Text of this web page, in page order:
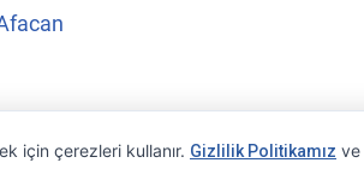
için çerezleri kullanır. Gizlilik Politikamız ve